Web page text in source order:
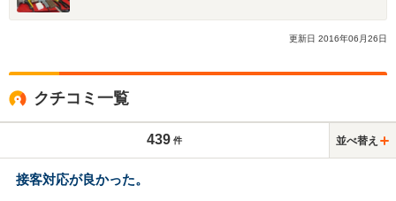
更新日 2016年06 月26日
クチコミ一覧
439 件 並べ替え
接客対応が良かった。